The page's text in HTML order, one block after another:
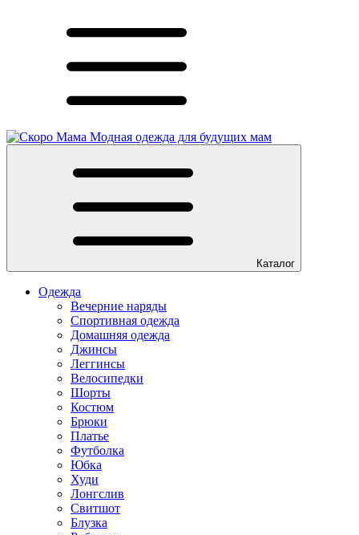
Модная одежда для будущих мам
Каталог
Одежда
Вечерние наряды
Спортивная одежда
Домашняя одежда
Джинсы
Леггинсы
Велосипедки
Шорты
Костюм
Брюки
Платье
Футболка
Юбка
Худи
Лонгслив
Свитшот
Блузка